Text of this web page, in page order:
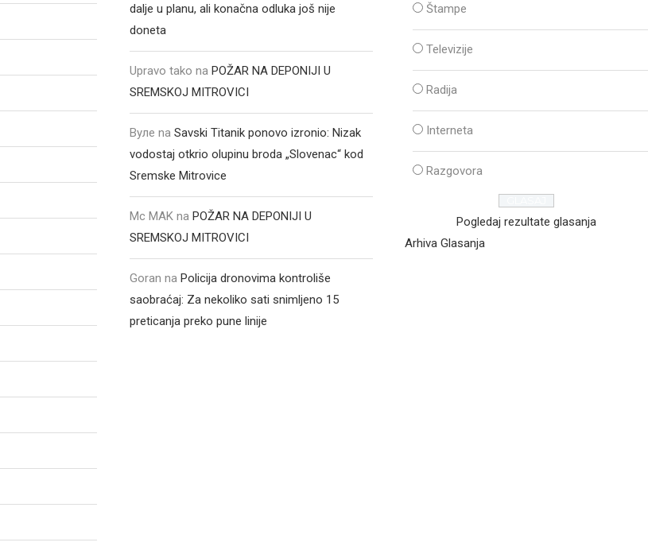
dalje u planu, ali konačna odluka još nije
doneta
Upravo tako naPOŽAR NA DEPONIJI U
SREMSKOJ MITROVICI
Вуле naSavski Titanik ponovo izronio: Nizak
vodostaj otkrio olupinu broda „Slovenac“ kod
Sremske Mitrovice
Mc MAK naPOŽAR NA DEPONIJI U
SREMSKOJ MITROVICI
Goran naPolicija dronovima kontroliše
saobraćaj: Za nekoliko sati snimljeno 15
preticanja preko pune linije
Štampe
Televizije
Radija
Interneta
Razgovora
Pogledaj rezultate glasanja
Arhiva Glasanja